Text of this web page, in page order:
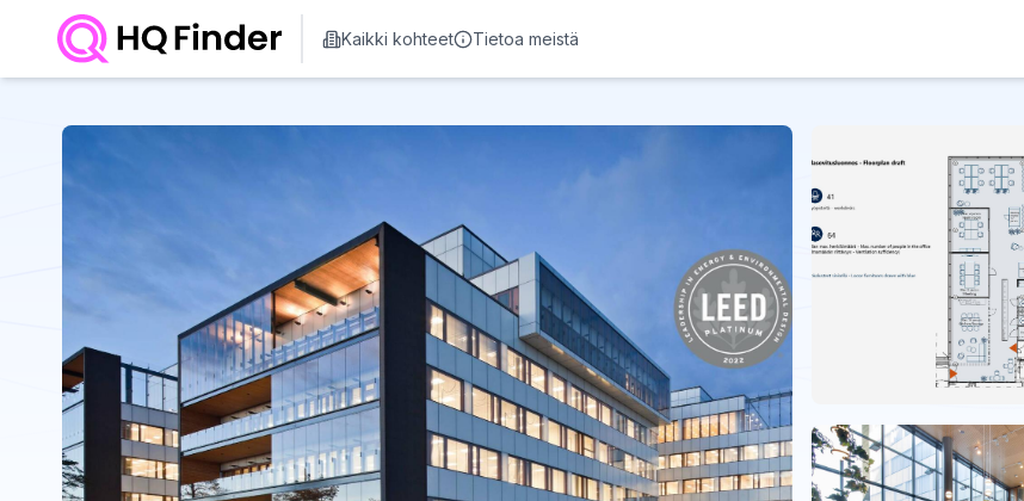
Kaikki kohteet Tietoa meistä